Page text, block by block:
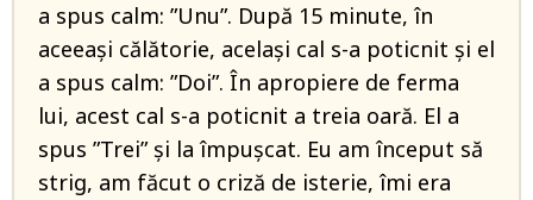
a spus calm: ”Unu”. După 15 minute, în
aceeași călătorie, același cal s-a poticnit și el
a spus calm: ”Doi”. În apropiere de ferma
lui, acest cal s-a poticnit a treia oară. El a
spus ”Trei” și la împușcat. Eu am început să
strig, am făcut o criză de isterie, îmi era